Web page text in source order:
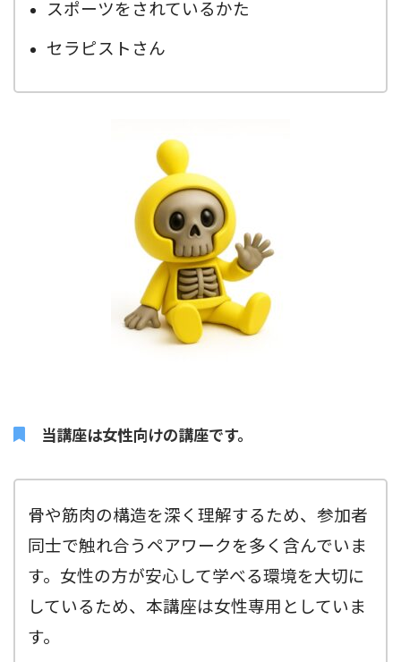
スポーツをされているかた
セラピストさん
当講座は女性向けの講座です。
骨や筋肉の構造を深く理解するため、参加者
同士で触れ合うペアワークを多く含んでいま
す。女性の方が安心して学べる環境を大切に
しているため、本講座は女性専用としていま
す。